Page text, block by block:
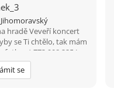
Jihomoravský
hradě Veveří koncert
se Ti chtělo, tak mám
:-) 773 908 225 Jan
se